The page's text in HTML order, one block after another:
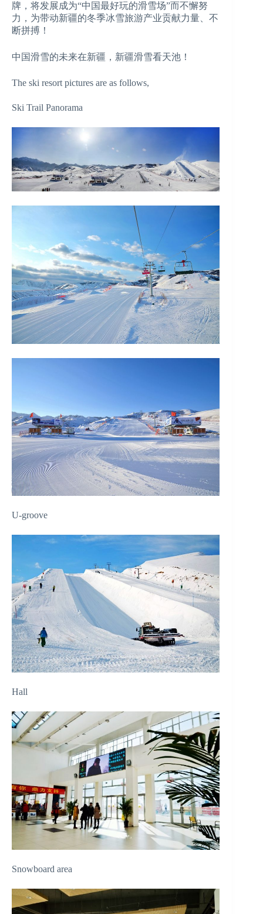
牌，将发展成为“中国最好玩的滑雪场”而不懈努
力，为带动新疆的冬季冰雪旅游产业贡献力量、不
断拼搏！
中国滑雪的未来在新疆，新疆滑雪看天池！
The ski resort pictures are as follows,
Ski Trail Panorama
U-groove
Hall
Snowboard area